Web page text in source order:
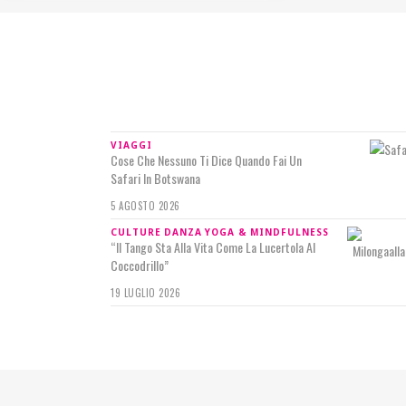
VIAGGI
Cose Che Nessuno Ti Dice Quando Fai Un
Safari In Botswana
5 AGOSTO 2026
CULTURE DANZA YOGA & MINDFULNESS
“Il Tango Sta Alla Vita Come La Lucertola Al
Coccodrillo”
19 LUGLIO 2026